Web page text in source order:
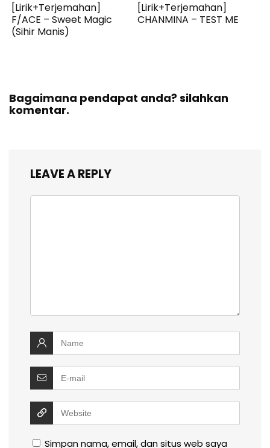
[Lirik+Terjemahan]
F/ACE – Sweet Magic
(Sihir Manis)
[Lirik+Terjemahan]
CHANMINA – TEST ME
Bagaimana pendapat anda? silahkan
komentar.
LEAVE A REPLY
Simpan nama, email, dan situs web saya